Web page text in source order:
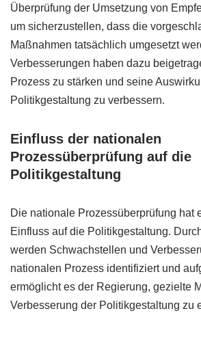
Überprüfung der Umsetzung von
um sicherzustellen, dass die
Maßnahmen tatsächlich umgesetzt
Verbesserungen haben dazu
Prozess zu stärken und seine
Politikgestaltung zu verbessern.
Einfluss der nationalen
Prozessüberprüfung auf die
Politikgestaltung
Die nationale Prozessüberprüfung hat
Einfluss auf die Politikgestaltung.
werden Schwachstellen und
nationalen Prozess identifiziert und
ermöglicht es der Regierung, gezielte
Verbesserung der Politikgestaltung zu